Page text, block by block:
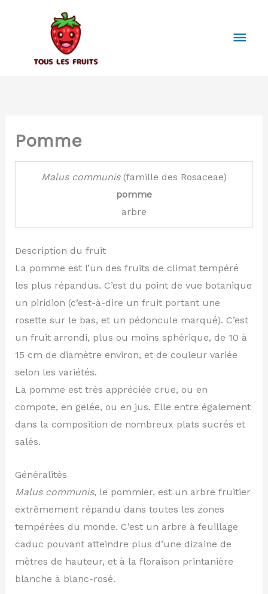
Pomme
Malus communis(famille des Rosaceae)
pomme
arbre
Description du fruit
La pomme est l’un des fruits de climat tempéré
les plus répandus. C’est du point de vue botanique
un piridion (c’est-à-dire un fruit portant une
rosette sur le bas, et un pédoncule marqué). C’est
un fruit arrondi, plus ou moins sphérique, de 10 à
15 cm de diamètre environ, et de couleur variée
selon les variétés.
La pomme est très appréciée crue, ou en
compote, en gelée, ou en jus. Elle entre également
dans la composition de nombreux plats sucrés et
salés.
Généralités
Malus communis, le pommier, est un arbre fruitier
extrêmement répandu dans toutes les zones
tempérées du monde. C’est un arbre à feuillage
caduc pouvant atteindre plus d’une dizaine de
mètres de hauteur, et à la floraison printanière
blanche à blanc-rosé.